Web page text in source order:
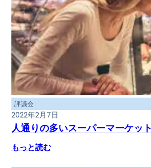
評議会
2022年2月7日
人通りの多いスーパーマーケッ
もっと読む